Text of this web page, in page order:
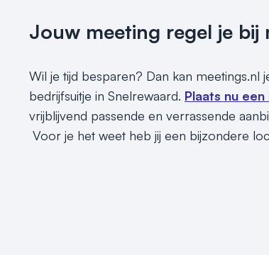
Jouw meeting regel je bij
Wil je tijd besparen? Dan kan
bedrijfsuitje in Snelrewaard. Plaats nu
vrijblijvend passende en verrassende
Voor je het weet heb jij een bijzondere